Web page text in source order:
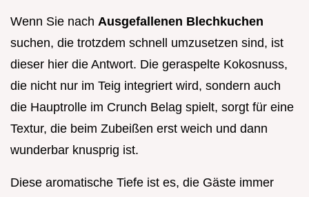
Wenn Sie nach Ausgefallenen Blechkuchen
suchen, die trotzdem schnell umzusetzen sind, ist
dieser hier die Antwort. Die geraspelte Kokosnuss,
die nicht nur im Teig integriert wird, sondern auch
die Hauptrolle im Crunch Belag spielt, sorgt für eine
Textur, die beim Zubeißen erst weich und dann
wunderbar knusprig ist.
Diese aromatische Tiefe ist es, die Gäste immer